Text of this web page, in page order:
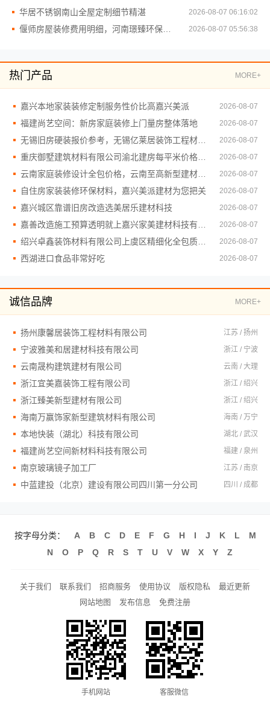
华居不锈钢南山全屋定制细节精湛 2026-08-07 06:16:02
2026-08-07 05:56:38
热门产品 MORE+
嘉兴本地家装装修定制服务性价比高嘉兴美派 2026-08-07
福建尚艺空间：新房家庭装修上门量房整体落地 2026-08-07
2026-08-07
2026-08-07
2026-08-07
自住房家装装修环保材料，嘉兴美派建材为您把关 2026-08-07
嘉兴城区靠谱旧房改造选美居乐建材科技 2026-08-07
2026-08-07
2026-08-07
西湖进口食品非常好吃 2026-08-07
诚信品牌 MORE+
扬州康馨居装饰工程材料有限公司 江苏 / 扬州
宁波雅美和居建材科技有限公司 浙江 / 宁波
云南晟构建筑建材有限公司 云南 / 大理
浙江宜美嘉装饰工程有限公司 浙江 / 绍兴
浙江臻美新型建材有限公司 浙江 / 绍兴
海南万赢饰家新型建筑材料有限公司 海南 / 万宁
本地快装（湖北）科技有限公司 湖北 / 武汉
福建尚艺空间新材料科技有限公司 福建 / 泉州
南京玻璃镜子加工厂 江苏 / 南京
中蓝建投（北京）建设有限公司四川第一分公司 四川 / 成都
按字母分类： A B C D E F G H I J K L
M
N
O P Q R S T U V W X Y Z
关于我们 联系我们 招商服务 使用协议 版权隐私
最近更新
网站地图
发布信息 免费注册
手机网站 客服微信